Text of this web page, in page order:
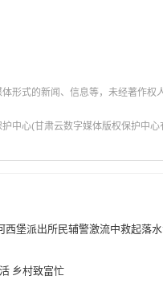
形式的新闻、信息等，未经著作
中心(甘肃云数字媒体版权保护中
堡派出所民辅警激流中救起落
乡村致富忙